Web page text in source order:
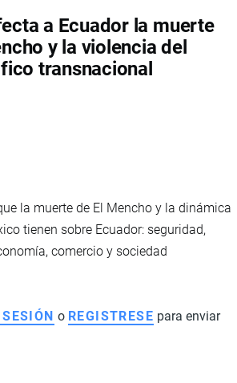
a Ecuador la muerte
y la violencia del
transnacional
la muerte de El Mencho y la dinámica
tienen sobre Ecuador: seguridad,
comercio y sociedad
o REGISTRESE para enviar